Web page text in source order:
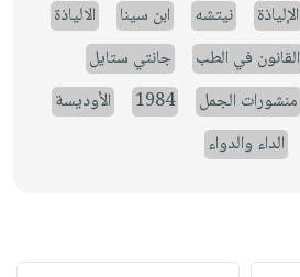
الإلياذة نيتشه ابن سينا
الالياذة
القانون في الطب
جانتي ستايل
منشورات الجمل 1984
الأوديسة
الداء والدواء